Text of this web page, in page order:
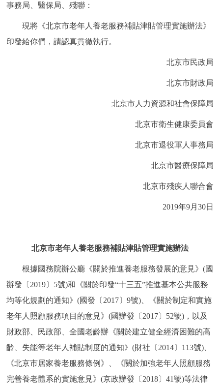
參與調查 線上訪談 圖説互動
走進北京
圖説北京 視頻北京
РУССКИЙ ЯЗЫК
PORTUGUÊS
回到頂部
事務局、醫保局、殘聯：
現將《北京市老年人養老服務補貼津貼管理實施辦法》
印發給你們，請認真貫徹執行。
北京市民政局
北京市財政局
北京市人力資源和社會保障局
北京市衛生健康委員會
北京市退役軍人事務局
北京市醫療保障局
北京市殘疾人聯合會
2019年9月30日
北京市老年人養老服務補貼津貼管理實施辦法
根據國務院辦公廳《關於推進養老服務發展的意見》(國
辦發〔2019〕5號)和《關於印發“十三五”推進基本公共服務
均等化規劃的通知》(國發〔2017〕9號)、《關於制定和實施
老年人照顧服務項目的意見》(國辦發〔2017〕52號)，以及
財政部、民政部、全國老齡辦《關於建立健全經濟困難的高
齡、失能等老年人補貼制度的通知》(財社〔2014〕113號)、
《北京市居家養老服務條例》、《關於加強老年人照顧服務
完善養老體系的實施意見》(京政辦發〔2018〕41號)等法律